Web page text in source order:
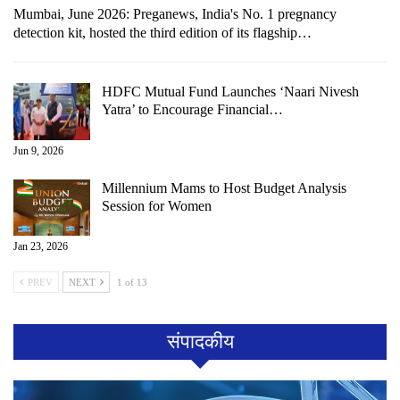
Mumbai, June 2026: Preganews, India's No. 1 pregnancy
detection kit, hosted the third edition of its flagship…
HDFC Mutual Fund Launches ‘Naari Nivesh
Yatra’ to Encourage Financial…
Jun 9, 2026
Millennium Mams to Host Budget Analysis
Session for Women
Jan 23, 2026
PREV NEXT 1 of 13
संपादकीय